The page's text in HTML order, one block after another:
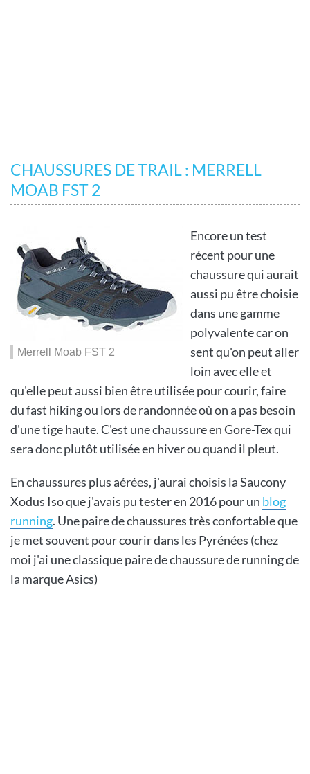
CHAUSSURES DE TRAIL : MERRELL
MOAB FST 2
Merrell Moab FST 2
Encore un test
récent pour une
chaussure qui aurait
aussi pu être choisie
dans une gamme
polyvalente car on
sent qu'on peut aller
loin avec elle et
qu'elle peut aussi bien être utilisée pour courir, faire
du fast hiking ou lors de randonnée où on a pas besoin
d'une tige haute. C'est une chaussure en Gore-Tex qui
sera donc plutôt utilisée en hiver ou quand il pleut.
En chaussures plus aérées, j'aurai choisis la Saucony
Xodus Iso que j'avais pu tester en 2016 pour un blog
running. Une paire de chaussures très confortable que
je met souvent pour courir dans les Pyrénées (chez
moi j'ai une classique paire de chaussure de running de
la marque Asics)